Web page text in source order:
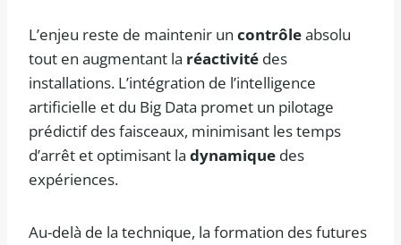
L’enjeu reste de maintenir un contrôleabsolu
tout en augmentant la réactivité des
installations. L’intégration de l’intelligence
artificielle et du Big Data promet un pilotage
prédictif des faisceaux, minimisant les temps
d’arrêt et optimisant la dynamique des
expériences.
Au-delà de la technique, la formation des futures